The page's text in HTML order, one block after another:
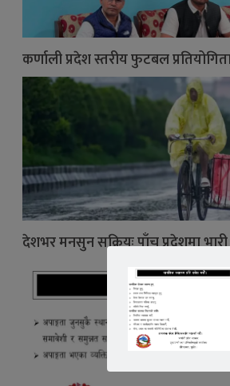
कर्णाली प्रदेश स्तरीय फुटबल
देशभर मनसुन सक्रियः पाँच प्रदेशमा भारी